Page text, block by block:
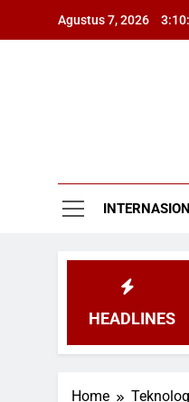
Agustus 7, 2026
HEADLINES
pada 7 Agustus
Home